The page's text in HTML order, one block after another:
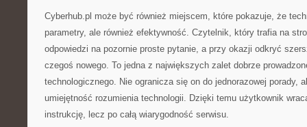
Cyberhub.pl może być również miejscem, które pokazuje, że
parametry, ale również efektywność. Czytelnik, który trafia na
odpowiedzi na pozornie proste pytanie, a przy okazji odkryć
czegoś nowego. To jedna z największych zalet dobrze
technologicznego. Nie ogranicza się on do jednorazowej porady,
umiejętność rozumienia technologii. Dzięki temu użytkownik
instrukcję, lecz po całą wiarygodność serwisu.